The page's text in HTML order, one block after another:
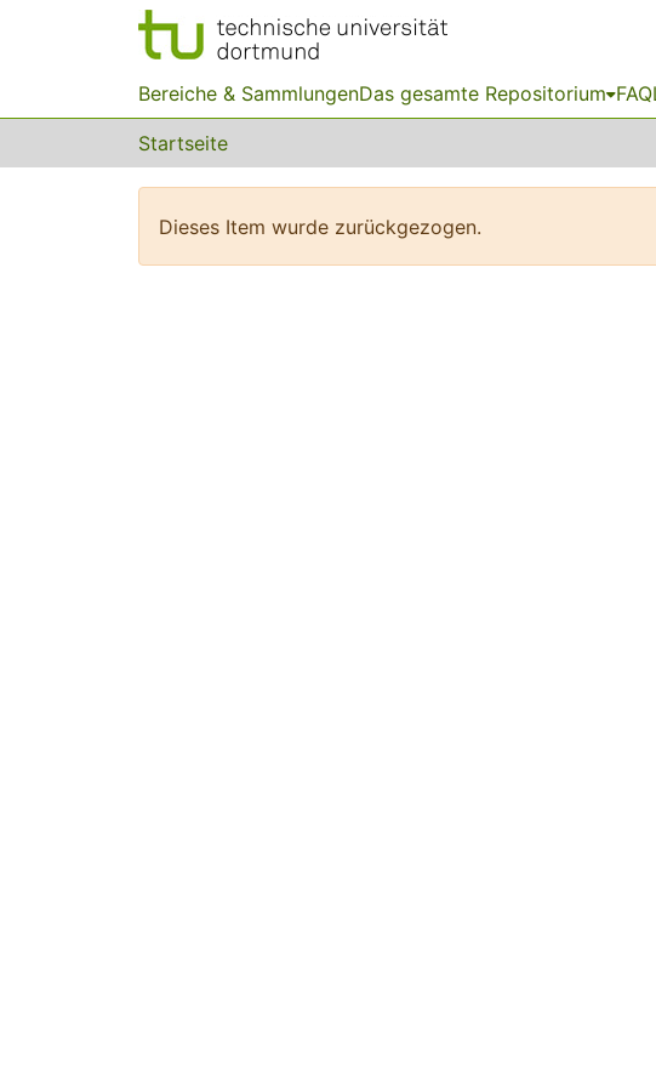
Bereiche & SammlungenDas gesamte Repositorium FAQ
Startseite
Dieses Item wurde zurückgezogen.